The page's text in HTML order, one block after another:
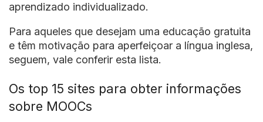
aprendizado individualizado.
Para aqueles que desejam uma educação gratuita
e têm motivação para aperfeiçoar a língua inglesa,
seguem, vale conferir esta lista.
Os top 15 sites para obter informações
sobre MOOCs